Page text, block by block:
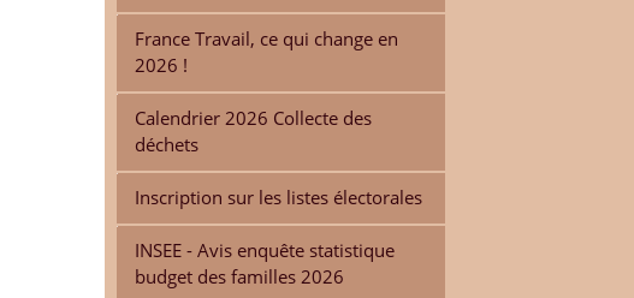
France Travail, ce qui change en
2026 !
Calendrier 2026 Collecte des
déchets
Inscription sur les listes électorales
INSEE - Avis enquête statistique
budget des familles 2026